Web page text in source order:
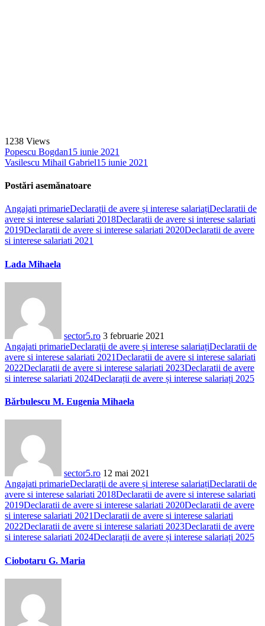
1238 Views
Popescu Bogdan15 iunie 2021
Vasilescu Mihail Gabriel15 iunie 2021
Postări asemănatoare
Angajati primarieDeclarații de avere și interese salariațiDeclaratii de
avere si interese salariati 2018Declaratii de avere si interese salariati
2019Declaratii de avere si interese salariati 2020Declaratii de avere
si interese salariati 2021
Lada Mihaela
sector5.ro 3 februarie 2021
Angajati primarieDeclarații de avere și interese salariațiDeclaratii de
avere si interese salariati 2021Declaratii de avere si interese salariati
2022Declaratii de avere si interese salariati 2023Declaratii de avere
si interese salariati 2024Declarații de avere și interese salariați 2025
Bărbulescu M. Eugenia Mihaela
sector5.ro 12 mai 2021
Angajati primarieDeclarații de avere și interese salariațiDeclaratii de
avere si interese salariati 2018Declaratii de avere si interese salariati
2019Declaratii de avere si interese salariati 2020Declaratii de avere
si interese salariati 2021Declaratii de avere si interese salariati
2022Declaratii de avere si interese salariati 2023Declaratii de avere
si interese salariati 2024Declarații de avere și interese salariați 2025
Ciobotaru G. Maria